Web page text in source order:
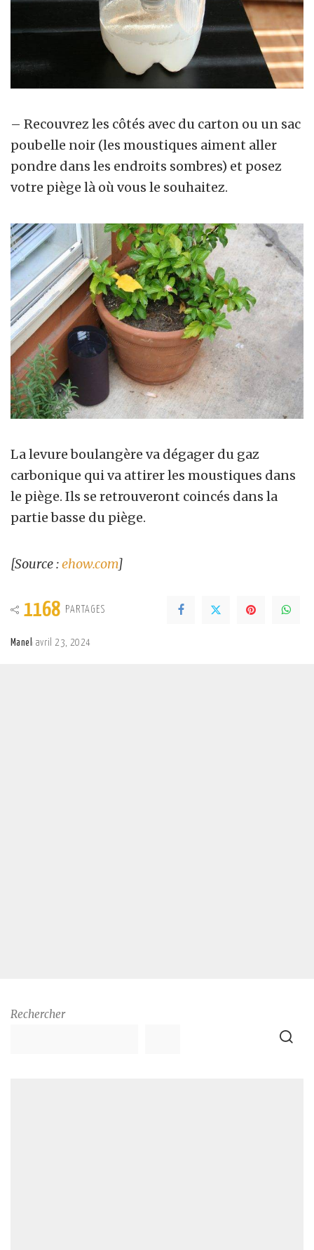
– Recouvrez les côtés avec du carton ou un sac
poubelle noir (les moustiques aiment aller
pondre dans les endroits sombres) et posez
votre piège là où vous le souhaitez.
La levure boulangère va dégager du gaz
carbonique qui va attirer les moustiques dans
le piège. Ils se retrouveront coincés dans la
partie basse du piège.
[Source :ehow.com]
1168 PARTAGES
Manel avril 23, 2024
Rechercher